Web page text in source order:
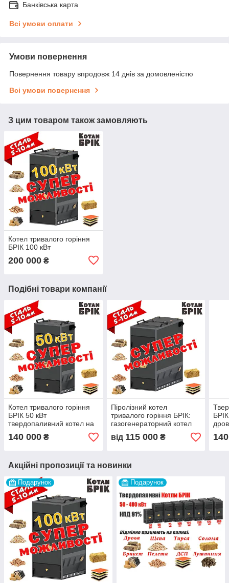
Банківська карта
Всі умови оплати
Умови повернення
Повернення товару впродовж 14 днів за домовленістю
Всі умови повернення
З цим товаром також замовляють
Котел тривалого горіння
БРІК 100 кВт
200 000 ₴
Подібні товари компанії
Котел тривалого горіння
БРІК 50 кВт
твердопаливний котел на
дровах, щепі, тирсі
піролізний котел
140 000 ₴
Піролізний котел
тривалого горіння БРІК:
газогенераторний котел
на дровах, тріску, тирсі,
пелетах, соломі
від 115 000₴
Акційні пропозиції та новинки
Подарунок Подарунок